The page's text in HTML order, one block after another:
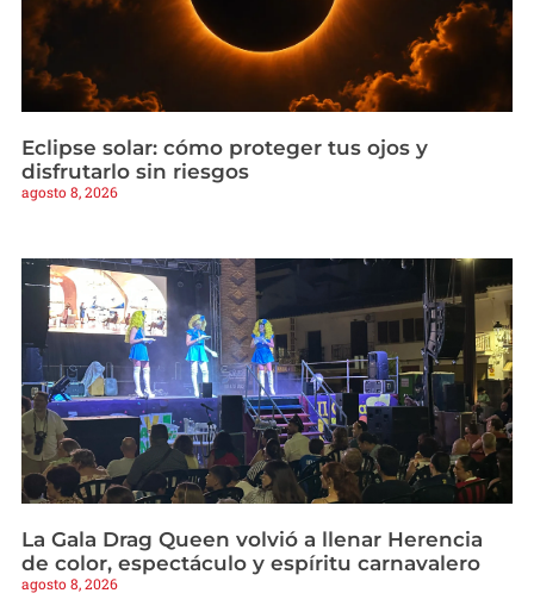
Eclipse solar: cómo proteger tus ojos y
disfrutarlo sin riesgos
agosto 8, 2026
La Gala Drag Queen volvió a llenar Herencia
de color, espectáculo y espíritu carnavalero
agosto 8, 2026